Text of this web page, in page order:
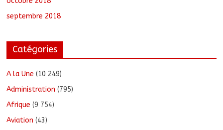
septembre 2018
Catégories
A la Une (10 249)
Administration (795)
Afrique (9 754)
Aviation (43)